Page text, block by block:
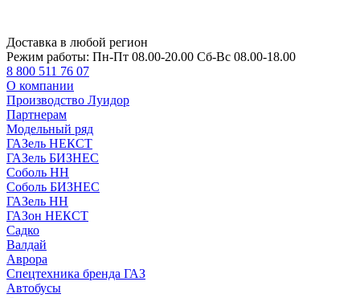
Доставка в любой регион
Режим работы: Пн-Пт 08.00-20.00 Сб-Вс 08.00-18.00
8 800 511 76 07
О компании
Производство Луидор
Партнерам
Модельный ряд
ГАЗель НЕКСТ
ГАЗель БИЗНЕС
Соболь НН
Соболь БИЗНЕС
ГАЗель НН
ГАЗон НЕКСТ
Садко
Валдай
Аврора
Спецтехника бренда ГАЗ
Автобусы